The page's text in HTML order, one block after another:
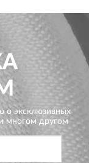
о эксклюзивных
многом другом